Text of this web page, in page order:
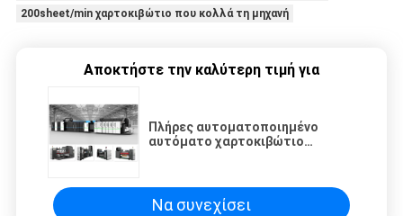
200sheet/min χαρτοκιβώτιο που κολλά τη μηχανή
Αποκτήστε την καλύτερη τιμή για
Πλήρες αυτοματοποιημένο
αυτόματο χαρτοκιβώτιο
200 περίπτωσης μηχανών φύλλο/
λ.Να συνεχίσει